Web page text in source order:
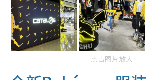
点击图片放大